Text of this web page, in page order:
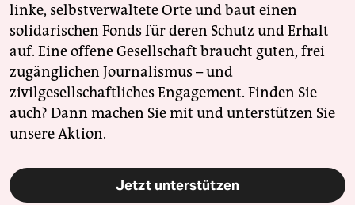
linke, selbstverwaltete Orte und baut einen
solidarischen Fonds für deren Schutz und Erhalt
auf. Eine offene Gesellschaft braucht guten, frei
zugänglichen Journalismus – und
zivilgesellschaftliches Engagement. Finden Sie
auch? Dann machen Sie mit und unterstützen Sie
unsere Aktion.
Jetzt unterstützen